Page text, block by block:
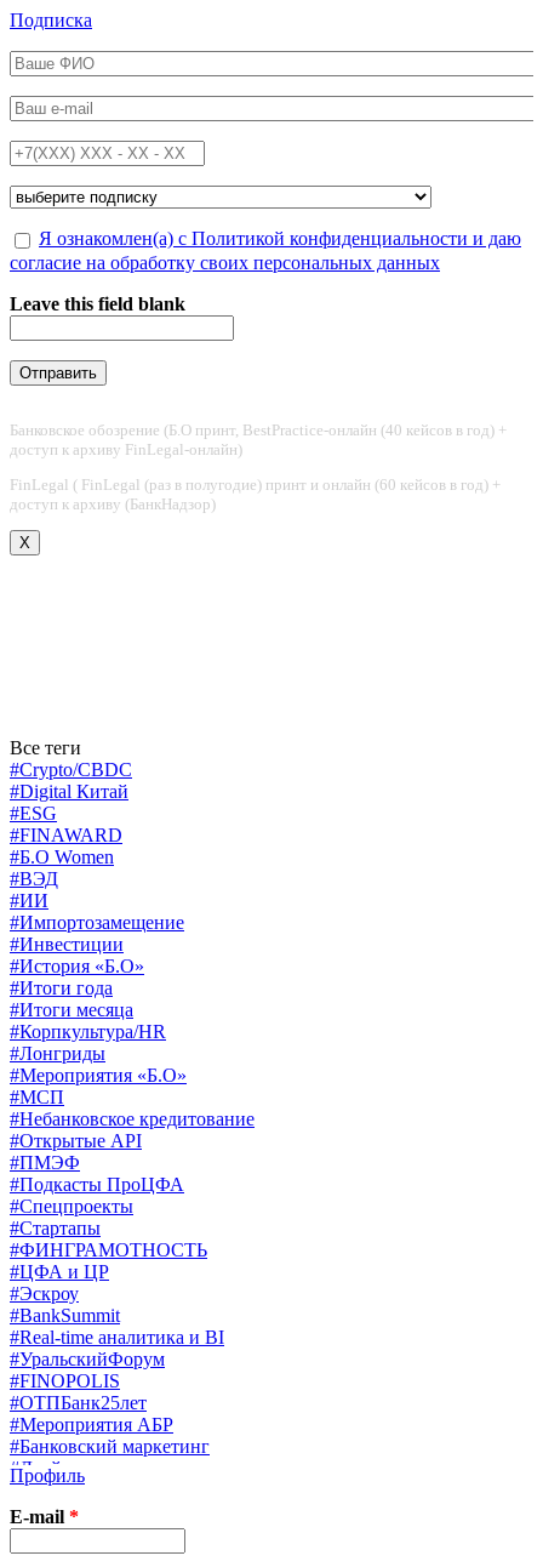
Перейти к основному содержанию
Подписка
ФИО*
Email*
Телефон*
Подписка на*
Обработка персональных данных*
Я ознакомлен(а) с Политикой конфиденциальности и даю
согласие на обработку своих персональных данных
Leave this field blank
Банковское обозрение (Б.О принт, BestPractice-онлайн (40 кейсов в год) +
доступ к архиву FinLegal-онлайн)
FinLegal ( FinLegal (раз в полугодие) принт и онлайн (60 кейсов в год) +
доступ к архиву (БанкНадзор)
X
Все теги
#Crypto/CBDC
#Digital Китай
#ESG
#FINAWARD
#Б.О Women
#ВЭД
#ИИ
#Импортозамещение
#Инвестиции
#История «Б.О»
#Итоги года
#Итоги месяца
#Корпкультура/HR
#Лонгриды
#Мероприятия «Б.О»
#МСП
#Небанковское кредитование
#Открытые API
#ПМЭФ
#Подкасты ПроЦФА
#Спецпроекты
#Стартапы
#ФИНГРАМОТНОСТЬ
#ЦФА и ЦР
#Эскроу
#BankSummit
#Real-time аналитика и BI
#УральскийФорум
#FINOPOLIS
#ОТПБанк25лет
#Мероприятия АБР
#Банковский маркетинг
#Драйверы страхования
#Финконгресс ЦБ
#PB&WM
#UX/CX
#Экосистемы
Профиль
E-mail *